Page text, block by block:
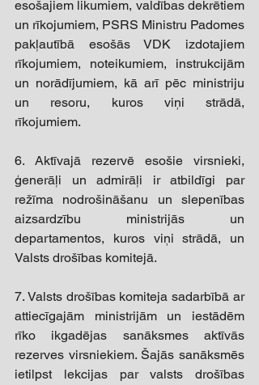
esošajiem likumiem, valdības dekrētiem
un rīkojumiem, PSRS Ministru Padomes
pakļautībā esošās VDK izdotajiem
rīkojumiem, noteikumiem, instrukcijām
un norādījumiem, kā arī pēc ministriju
un resoru, kuros viņi strādā,
rīkojumiem.
6. Aktīvajā rezervē esošie virsnieki,
ģenerāļi un admirāļi ir atbildīgi par
režīma nodrošināšanu un slepenības
aizsardzību ministrijās un
departamentos, kuros viņi strādā, un
Valsts drošības komitejā.
7. Valsts drošības komiteja sadarbībā ar
attiecīgajām ministrijām un iestādēm
rīko ikgadējas sanāksmes aktīvās
rezerves virsniekiem. Šajās sanāksmēs
ietilpst lekcijas par valsts drošības